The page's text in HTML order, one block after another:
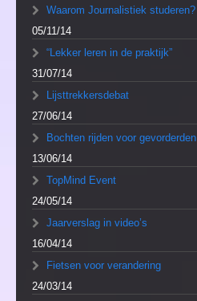
Waarom Journalistiek studeren?
05/11/14
“Lekker leren in de praktijk”
31/07/14
Lijsttrekkersdebat
27/06/14
Bochten rijden voor gevorderden
13/06/14
TopMind Event
24/05/14
Jaarverslag in video’s
16/04/14
Fietsen voor verandering
24/03/14